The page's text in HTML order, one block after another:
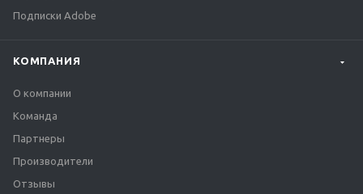
Подписки Adobe
КОМПАНИЯ
О компании
Команда
Партнеры
Производители
Отзывы